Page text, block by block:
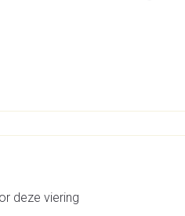
deze viering